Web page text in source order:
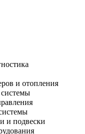
и отопления
и подвески